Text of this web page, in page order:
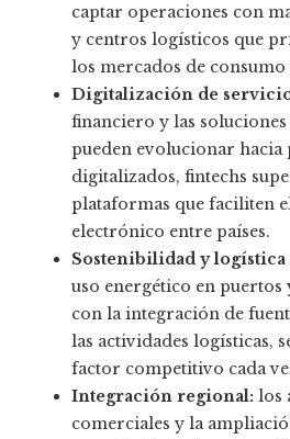
captar operaciones con
y centros logísticos que
los mercados de consumo
Digitalización de
financiero y las
pueden evolucionar hacia
digitalizados, fintechs
plataformas que faciliten
electrónico entre países.
Sostenibilidad y logística
uso energético en
con la integración de
las actividades logísticas,
factor competitivo cada
Integración regional: los
comerciales y la